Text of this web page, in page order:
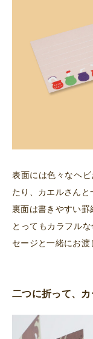
表面には色々なヘ
たり、カエルさんと
裏面は書きやすい罫
とってもカラフル
セージと一緒にお渡
二つに折って、カ